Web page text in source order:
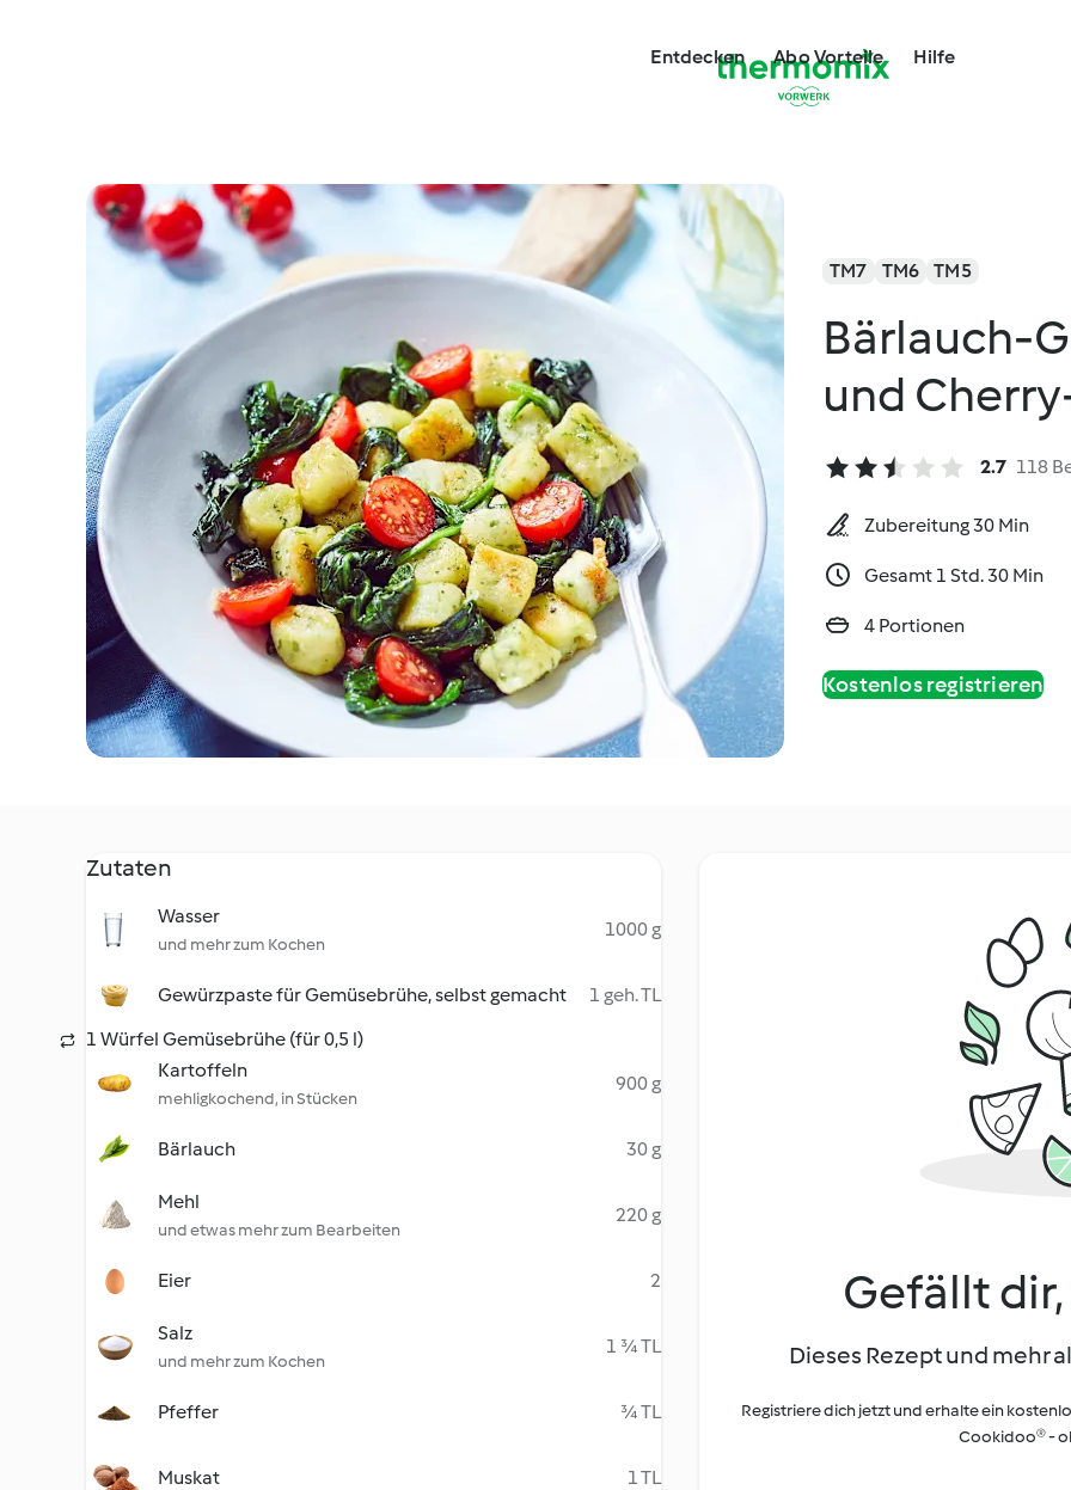
Entdecken Abo Vorteile Hilfe
TM7 TM6 TM5
Bärlauch-
und
2.7 118
Zubereitung 30 Min
Gesamt 1 Std. 30 Min
4 Portionen
Kostenlos registrieren
Zutaten
Wasser
und mehr zum Kochen
1000 g
Gewürzpaste für Gemüsebrühe, selbst gemacht
1 geh. TL
1 Würfel Gemüsebrühe (für 0,5 l)
Kartoffeln
mehligkochend, in Stücken
900 g
Bärlauch 30 g
Mehl
und etwas mehr zum Bearbeiten
220 g
Eier 2
Salz
und mehr zum Kochen
1 ¾ TL
Pfeffer ¾ TL
Muskat 1 TL
Gefällt
Dieses Rezept und mehr
Registriere dich jetzt und erhalte ein
Cookidoo® -